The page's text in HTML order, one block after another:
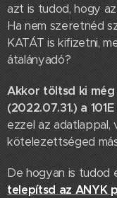
azt is tudod, hogy
Ha nem szeretnéd
KATÁT is kifizetni,
átalányadó?
Akkor töltsd ki
(2022.07.31.) a
ezzel az
kötelezettséged
De hogyan is tudod
telepítsd az ANYK